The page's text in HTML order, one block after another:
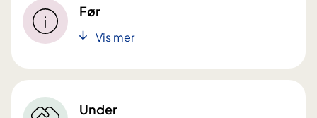
Før
Vis mer
Under